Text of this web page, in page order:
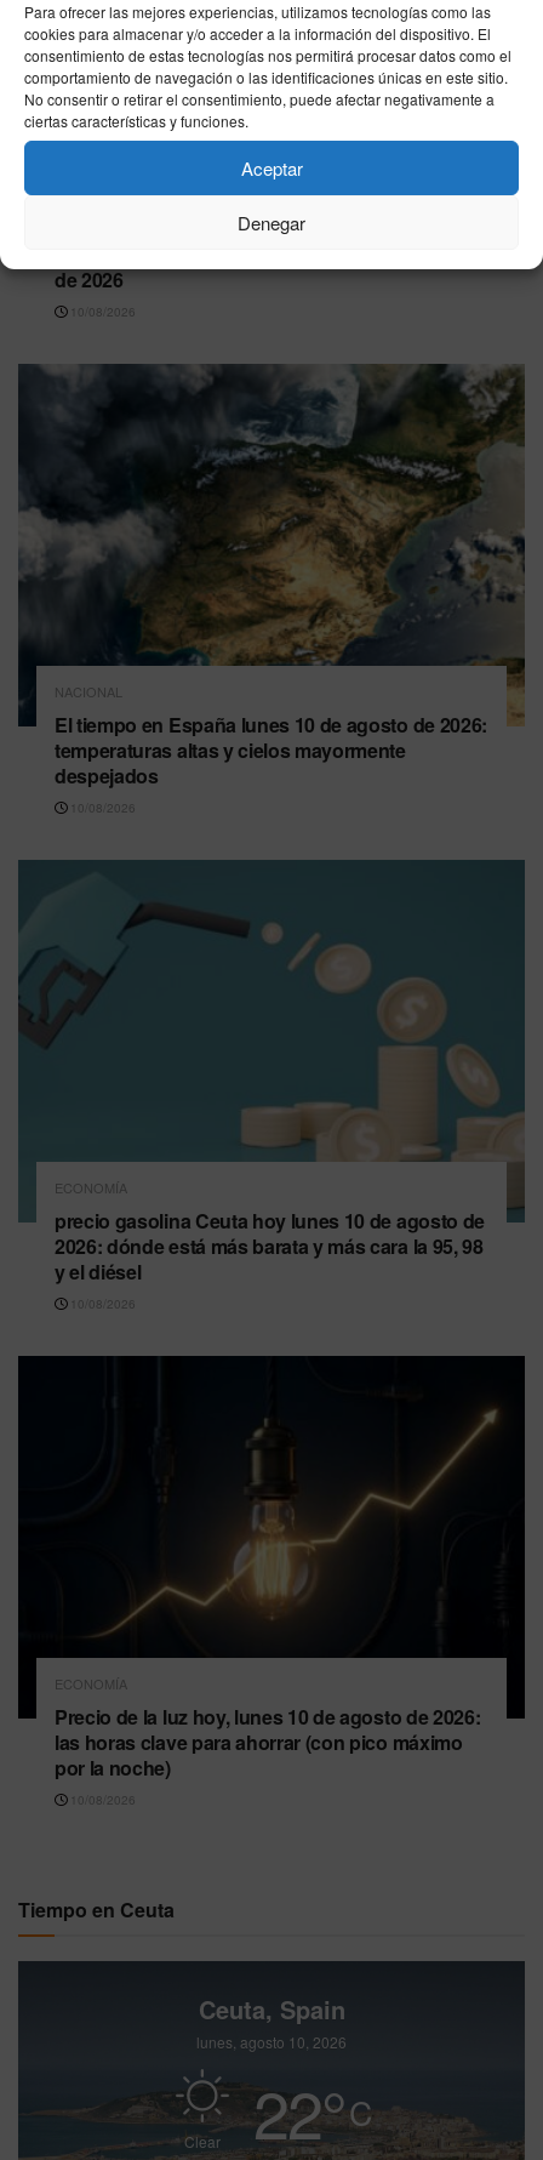
Para ofrecer las mejores experiencias, utilizamos tecnologías como las
cookies para almacenar y/o acceder a la información del dispositivo. El
consentimiento de estas tecnologías nos permitirá procesar datos como el
comportamiento de navegación o las identificaciones únicas en este sitio.
No consentir o retirar el consentimiento, puede afectar negativamente a
ciertas características y funciones.
Aceptar
Denegar
de 2026
10/08/2026
NACIONAL
El tiempo en España lunes 10 de agosto de 2026:
temperaturas altas y cielos mayormente
despejados
10/08/2026
ECONOMÍA
precio gasolina Ceuta hoy lunes 10 de agosto de
2026: dónde está más barata y más cara la 95, 98
y el diésel
10/08/2026
ECONOMÍA
Precio de la luz hoy, lunes 10 de agosto de 2026:
las horas clave para ahorrar (con pico máximo
por la noche)
10/08/2026
Tiempo en Ceuta
Ceuta, Spain
lunes, agosto 10, 2026
Clear 22°C